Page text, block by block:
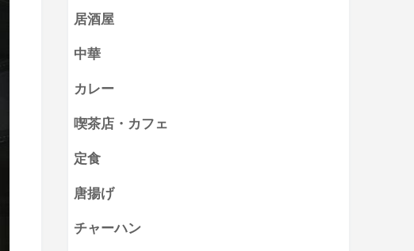
居酒屋
中華
カレー
喫茶店・カフェ
定食
唐揚げ
チャーハン